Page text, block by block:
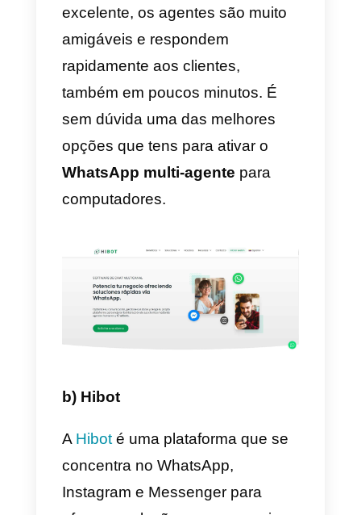
plataforma é muito fácil de usar,
intuitiva e eficiente,
nos ainda utilizar outros canais
serviço como o Telegram, o
Instagram Direct, o Facebook
Messenger e o WhatsApp
Por outro lado, a plataforma é
concebida e otimizada para
equipas de venda, apoio,
e muito mais, oferecendo
relatórios sobre os agentes,
métricas empresariais, muitas
funcionalidades em termos de